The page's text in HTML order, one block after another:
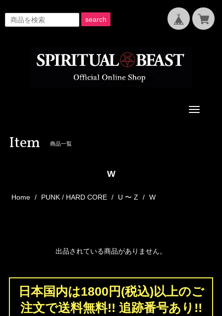
search
Toggle
Item 商品一覧
W
Home PUNK / HARD CORE U 〜 Z W
出品されている商品がありません。
日本国内は1800円(税込)以上のご
注文で送料無料!! 追跡番号あり!!